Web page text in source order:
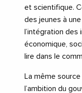
et scientifique.
des jeunes à
l’intégration
économique,
lire dans le
La même
l’ambition du